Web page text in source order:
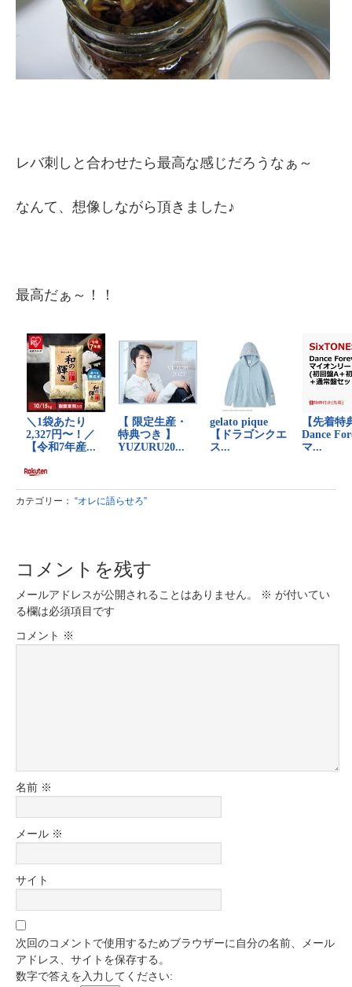
レバ刺しと合わせたら最高な感じだろうなぁ～
なんて、想像しながら頂きました♪
最高だぁ～！！
カテゴリー： “オレに語らせろ”
コメントを残す
メールアドレスが公開されることはありません。 ※ が付いてい
る欄は必須項目です
コメント ※
名前 ※
メール ※
サイト
次回のコメントで使用するためブラウザーに自分の名前、メール
アドレス、サイトを保存する。
数字で答えを入力してください: